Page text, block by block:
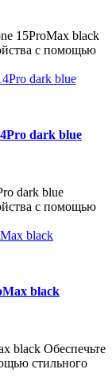
15ProMax black
с помощью
dark blue
dark blue
с помощью
black
black Обеспечьте
стильного